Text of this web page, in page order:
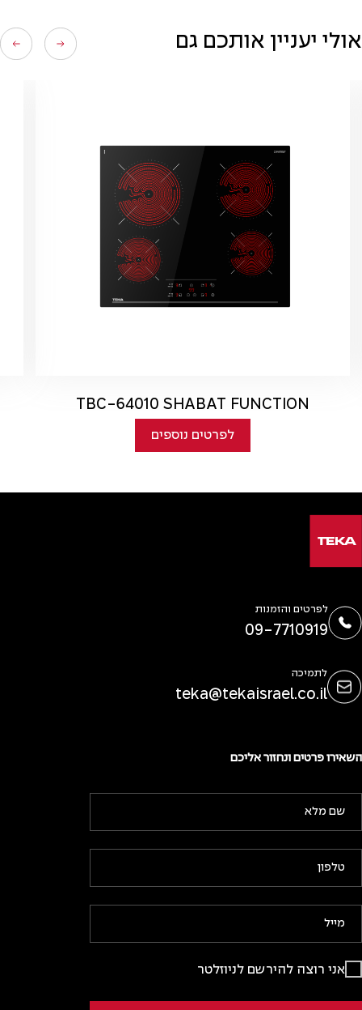
אולי יעניין אותכם גם
TBC-64010 SHABAT FUNCTION
לפרטים נוספים
לפרטים והזמנות
09-7710919
לתמיכה
teka@tekaisrael.co.il
השאירו פרטים ונחזור אליכם
אני רוצה להירשם לניוזלטר